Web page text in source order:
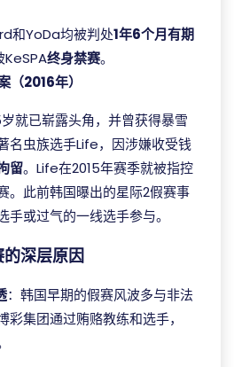
和YoDa均被判处1年6个月有期
KeSPA终身禁赛。
（2016年）
就已崭露头角，并曾获得暴雪
名虫族选手Life，因涉嫌收受钱
留。Life在2015年赛季就被指控
。此前韩国曝出的星际2假赛事
手或过气的一线选手参与。
深层原因
：韩国早期的假赛风波多与非法
彩集团通过贿赂教练和选手，